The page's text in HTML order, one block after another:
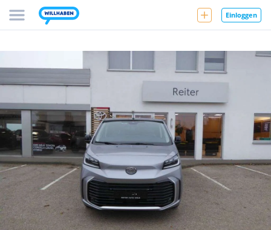
Einloggen